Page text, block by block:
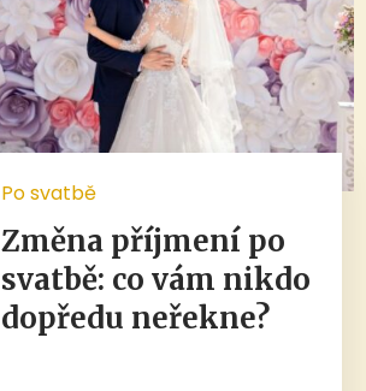
Po svatbě
Změna příjmení po
svatbě: co vám nikdo
dopředu neřekne?